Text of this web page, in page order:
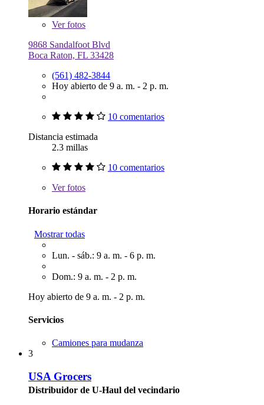
Verfotos
9868 Sandalfoot Blvd
Boca Raton, FL 33428
(561) 482-3844
Hoy abierto de 9 a. m. - 2 p. m.
10 comentarios
Distancia estimada
2.3 millas
10 comentarios
Verfotos
Horario estándar
Mostrar todas
Lun. - sáb.: 9 a. m. - 6 p. m.
Dom.: 9 a. m. - 2 p. m.
Hoy abierto de 9 a. m. - 2 p. m.
Servicios
Camiones para mudanza
3
USA Grocers
Distribuidor de U-Haul del vecindario